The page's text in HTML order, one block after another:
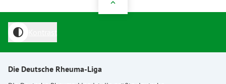
expand_less
contrast
Die Deutsche Rheuma-Liga